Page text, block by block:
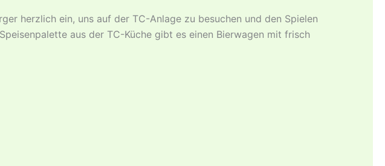
herzlich ein, uns auf der TC-Anlage zu besuchen und den Spielen
aus der TC-Küche gibt es einen Bierwagen mit frisch